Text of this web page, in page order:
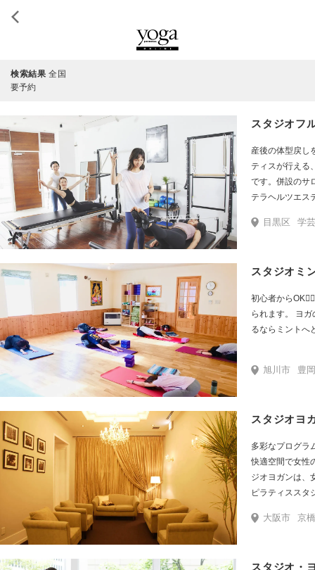
検索結果 全国
要予約
スタジオフ
産後の体型戻し
ティスが行える
です。併設のサ
テラヘルツエス
目黒区 学
スタジオミ
初心者から
られます。 ヨ
るならミントへ
旭川市 豊岡7条
スタジオヨ
多彩なプログラ
快適空間で女性の
ジオヨガンは、
ピラティススタ
ログラム」と、
大阪市 京
スタジオ・